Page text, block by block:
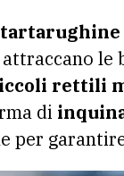
le
rettili
di
per